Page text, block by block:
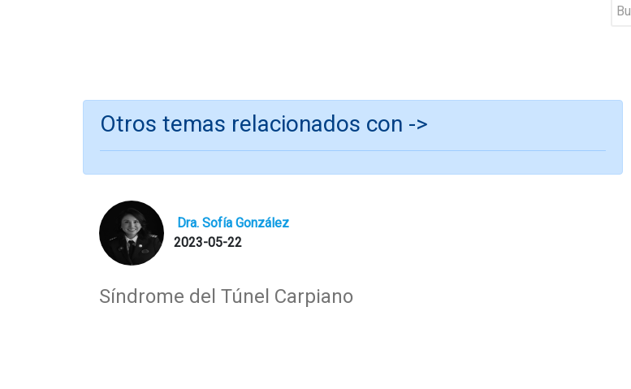
Otros temas relacionados con ->
Dra. Sofía González
2023-05-22
Síndrome del Túnel Carpiano